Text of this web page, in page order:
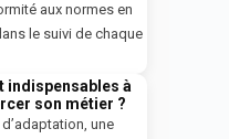
aux normes en
le suivi de chaque
indispensables à
son métier ?
une